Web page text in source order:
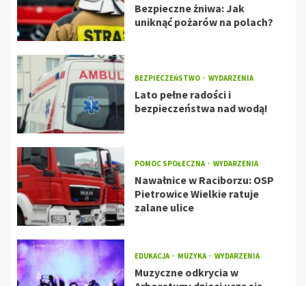
Bezpieczne żniwa: Jak
uniknąć pożarów na polach?
BEZPIECZEŃSTWO WYDARZENIA
Lato pełne radości i
bezpieczeństwa nad wodą!
POMOC SPOŁECZNA WYDARZENIA
Nawałnice w Raciborzu: OSP
Pietrowice Wielkie ratuje
zalane ulice
EDUKACJA MUZYKA WYDARZENIA
Muzyczne odkrycia w